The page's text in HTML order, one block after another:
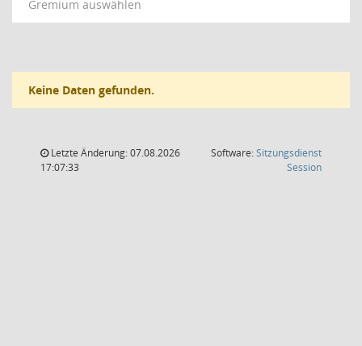
Gremium auswählen
Keine Daten gefunden.
Letzte Änderung: 07.08.2026
17:07:33
Software:Sitzungsdienst
Session(Wird in